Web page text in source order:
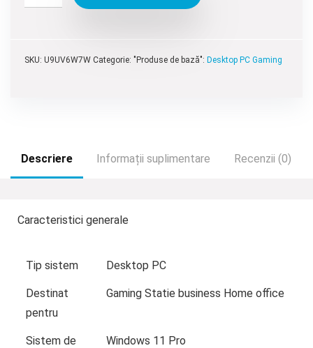
SKU: U9UV6W7W Categorie: "Produse de bază": Desktop PC Gaming
Descriere Informații suplimentare Recenzii (0)
Caracteristici generale
Tip sistem Desktop PC
Destinat
pentru
Gaming Statie business Home office
Sistem de
Windows 11 Pro